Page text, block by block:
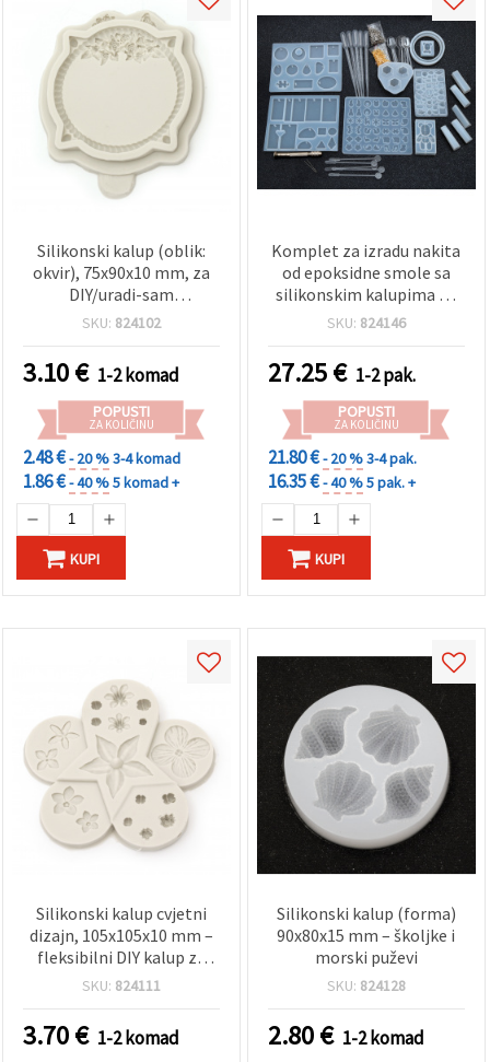
Silikonski kalup (oblik:
okvir), 75x90x10 mm, za
DIY/uradi-sam
rukotvorine i dekoracije
SKU: 824102
3.10€ 1-2 komad
POPUSTI
ZA KOLIČINU
2.48 €- 20 %3-4 komad
1.86 €- 40 %5 komad +
KUPI
Komplet za izradu nakita
od epoksidne smole sa
silikonskim kalupima za
lijevanje i asortirani set
SKU: 824146
27.25€ 1-2 pak.
POPUSTI
ZA KOLIČINU
21.80 €- 20 %3-4 pak.
16.35 €- 40 %5 pak. +
KUPI
Silikonski kalup cvjetni
dizajn, 105x105x10 mm –
fleksibilni DIY kalup za
izradu nakita, sapuna,
SKU: 824111
3.70€ 1-2 komad
Silikonski kalup (forma)
90x80x15 mm – školjke i
morski puževi
SKU: 824128
2.80€ 1-2 komad